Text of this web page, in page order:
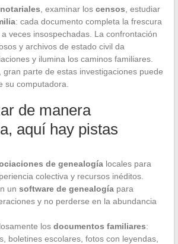
, examinar los censos , estudiar
: cada documento completa la frescura
veces insospechadas. La confrontación
y archivos de estado civil da
y ilumina los caminos familiares.
gran parte de estas investigaciones puede
su computadora.
de manera
aquí hay pistas
de genealogíalocales para
colectiva y recursos inéditos.
un software de genealogíapara
y no perderse en la abundancia
los documentos familiares:
boletines escolares, fotos con leyendas,